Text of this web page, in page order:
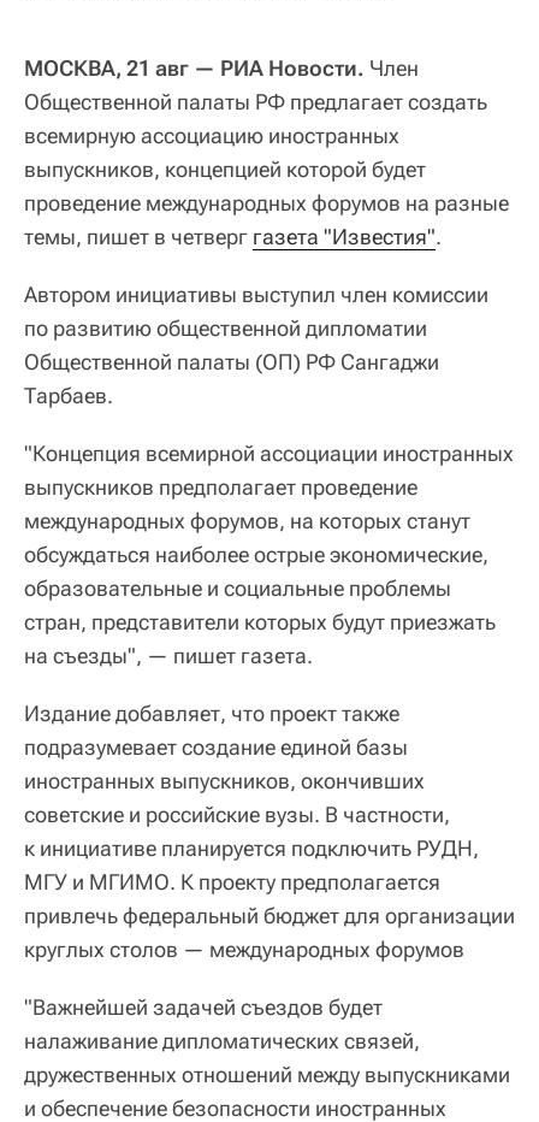
МОСКВА, 21 авг — РИА Новости. Член
Общественной палаты РФ предлагает создать
всемирную ассоциацию иностранных
выпускников, концепцией которой будет
проведение международных форумов на разные
темы, пишет в четверг газета "Известия".
Автором инициативы выступил член комиссии
по развитию общественной дипломатии
Общественной палаты (ОП) РФ Сангаджи
Тарбаев.
"Концепция всемирной ассоциации иностранных
выпускников предполагает проведение
международных форумов, на которых станут
обсуждаться наиболее острые экономические,
образовательные и социальные проблемы
стран, представители которых будут приезжать
на съезды", — пишет газета.
Издание добавляет, что проект также
подразумевает создание единой базы
иностранных выпускников, окончивших
советские и российские вузы. В частности,
к инициативе планируется подключить РУДН,
МГУ и МГИМО. К проекту предполагается
привлечь федеральный бюджет для организации
круглых столов — международных форумов
"Важнейшей задачей съездов будет
налаживание дипломатических связей,
дружественных отношений между выпускниками
и обеспечение безопасности иностранных